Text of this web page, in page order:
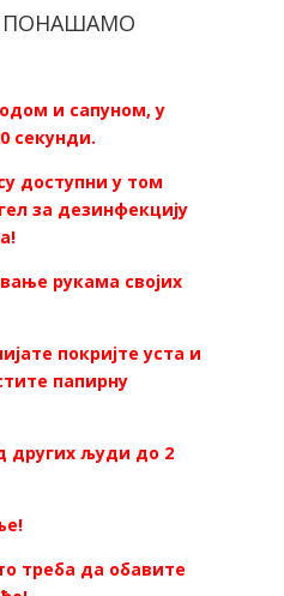
ПОНАШАМО
и сапуном, у
секунди.
доступни у том
за дезинфекцију
рукама својих
покријте уста и
папирну
других људи до 2
треба да обавите